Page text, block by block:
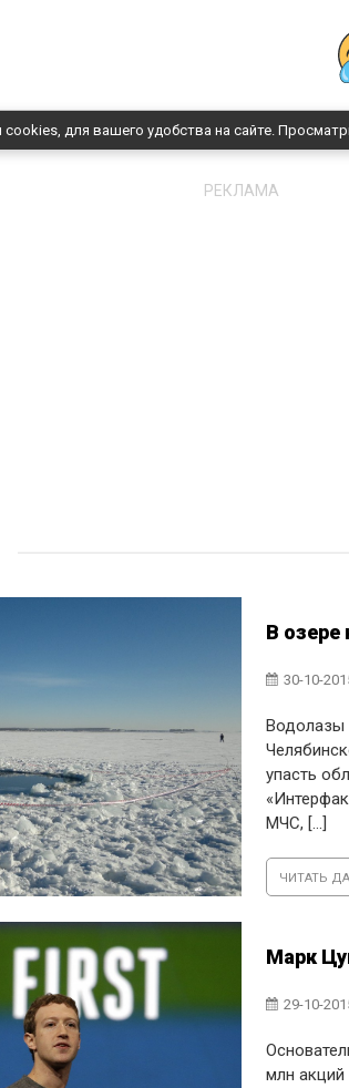
для вашего удобства на сайте.
РЕКЛАМА
В озере
30-10-
Водолазы
упасть
МЧС, [...]
ЧИТАТЬ
Марк
29-10-
млн акций